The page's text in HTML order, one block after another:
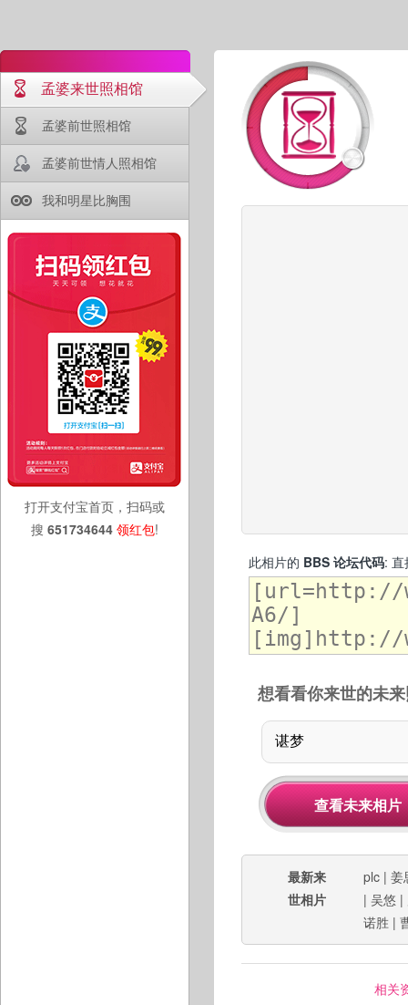
孟婆来世照相馆
孟婆前世照相馆
孟婆前世情人照相馆
我和明星比胸围
打开支付宝首页，扫码或
搜 651734644 领红包!
此相片的 BBS 论坛代码: 直
想看看你来世的未
最新来
世相片
plc | 姜
| 吴悠 |
诺胜 |
相关